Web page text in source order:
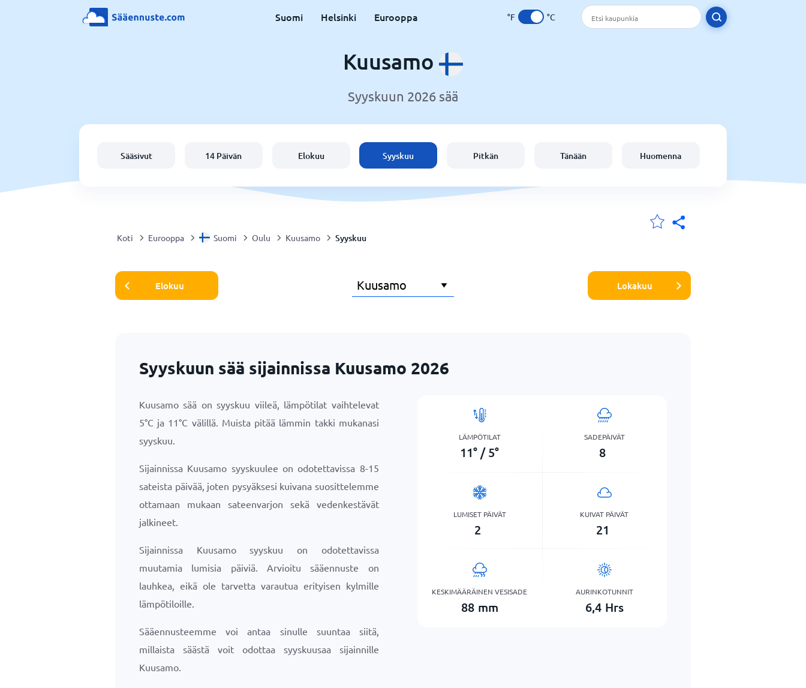
Suomi Helsinki Eurooppa °F °C
Kuusamo
Syyskuun 2026 sää
Sääsivut 14 Päivän Elokuu Syyskuu Pitkän Tänään Huomenna
Koti Eurooppa Suomi Oulu Kuusamo Syyskuu
Elokuu Lokakuu
Syyskuun sää sijainnissa Kuusamo 2026
Kuusamo sää on syyskuu viileä, lämpötilat vaihtelevat
5°C ja 11°C välillä. Muista pitää lämmin takki mukanasi
syyskuu.
Sijainnissa Kuusamo syyskuulee on odotettavissa 8-15
sateista päivää, joten pysyäksesi kuivana suosittelemme
ottamaan mukaan sateenvarjon sekä vedenkestävät
jalkineet.
Sijainnissa Kuusamo syyskuu on odotettavissa
muutamia lumisia päiviä. Arvioitu sääennuste on
lauhkea, eikä ole tarvetta varautua erityisen kylmille
lämpötiloille.
Sääennusteemme voi antaa sinulle suuntaa siitä,
millaista säästä voit odottaa syyskuusaa sijainnille
Kuusamo.
LÄMPÖTILAT
11° / 5°
SADEPÄIVÄT
8
LUMISET PÄIVÄT
2
KUIVAT PÄIVÄT
21
KESKIMÄÄRÄINEN VESISADE
88 mm
AURINKOTUNNIT
6,4 Hrs